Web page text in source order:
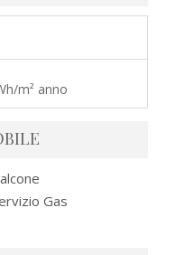
m² anno
Gas